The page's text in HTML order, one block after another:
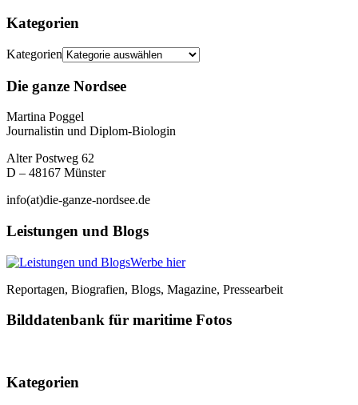
Kategorien
Kategorien
Die ganze Nordsee
Martina Poggel
Journalistin und Diplom-Biologin
Alter Postweg 62
D – 48167 Münster
info(at)die-ganze-nordsee.de
Leistungen und Blogs
Werbe hier
Reportagen, Biografien, Blogs, Magazine, Pressearbeit
Bilddatenbank für maritime Fotos
Kategorien